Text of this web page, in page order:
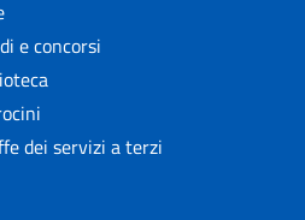
e concorsi
dei servizi a terzi